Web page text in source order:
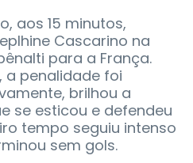
aos 15 minutos,
Cascarino na
para a França.
a penalidade foi
brilhou a
se esticou e defendeu
tempo seguiu intenso
sem gols.